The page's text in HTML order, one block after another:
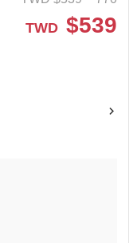
TWD $539